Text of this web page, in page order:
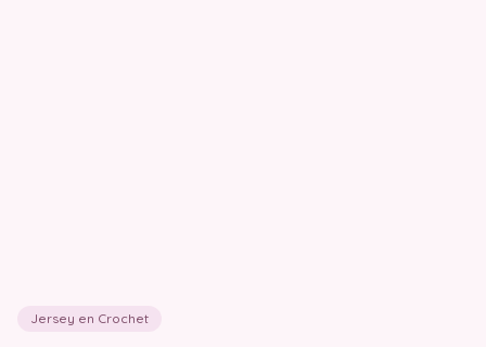
Jersey en Crochet